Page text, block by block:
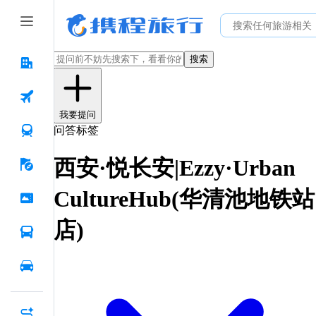
搜索
我要提问
问答标签
西安·悦长安|Ezzy·Urban
CultureHub(华清池地铁站
店)